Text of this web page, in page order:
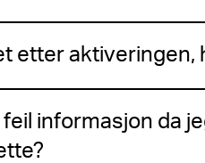
etter aktiveringen,
informasjon da